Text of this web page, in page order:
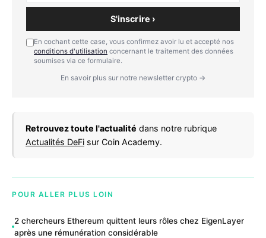
S'inscrire ›
En cochant cette case, vous confirmez avoir lu et accepté nos
conditions d'utilisation concernant le traitement des données
soumises via ce formulaire.
En savoir plus sur notre newsletter crypto →
Retrouvez toute l'actualité dans notre rubrique
Actualités DeFi sur Coin Academy.
POUR ALLER PLUS LOIN
2 chercheurs Ethereum quittent leurs rôles chez EigenLayer
après une rémunération considérable